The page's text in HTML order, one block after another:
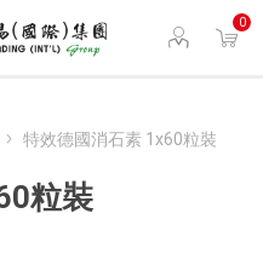
0
特效德國消石素 1x60粒裝
粒裝